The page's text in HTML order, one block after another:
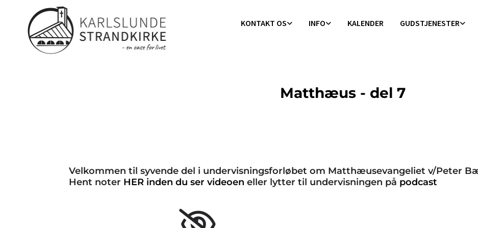
KONTAKT OS INFO KALENDER GUDSTJENESTER
Matthæus - del 7
Velkommen til syvende del i undervisningsforløbet om Matthæusevangeliet v/Peter
Hent noter HER inden du ser videoen eller lytter til undervisningen på podcast